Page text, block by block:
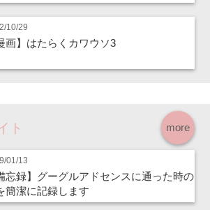
10/29
画】はたらくカワウソ3
more
ト
01/13
忘録】グーグルアドセンスに通った時の
簡潔に記録します